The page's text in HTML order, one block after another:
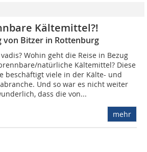
Kältemittel?!
von Bitzer in Rottenburg
Wohin geht die Reise in Bezug
natürliche Kältemittel? Diese
beschäftigt viele in der Kälte- und
Und so war es nicht weiter
dass die von...
mehr